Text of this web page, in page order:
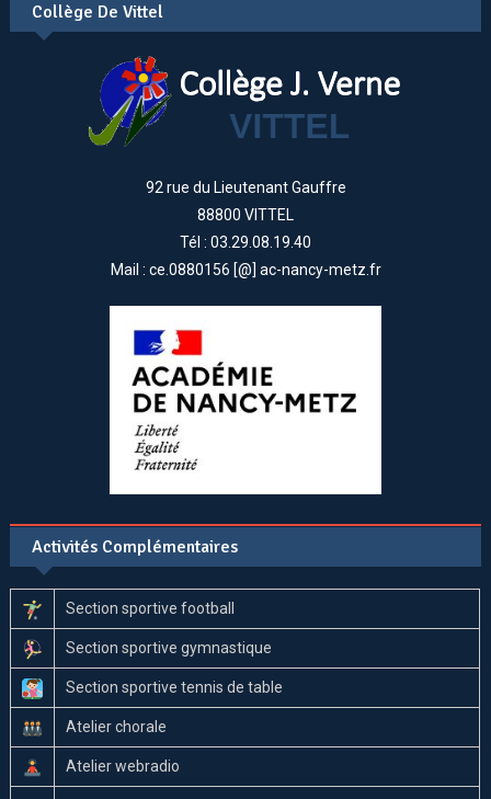
Collège De Vittel
92 rue du Lieutenant Gauffre
88800 VITTEL
Tél : 03.29.08.19.40
Mail : ce.0880156 [@] ac-nancy-metz.fr
Activités Complémentaires
Section sportive football
Section sportive gymnastique
Section sportive tennis de table
Atelier chorale
Atelier webradio